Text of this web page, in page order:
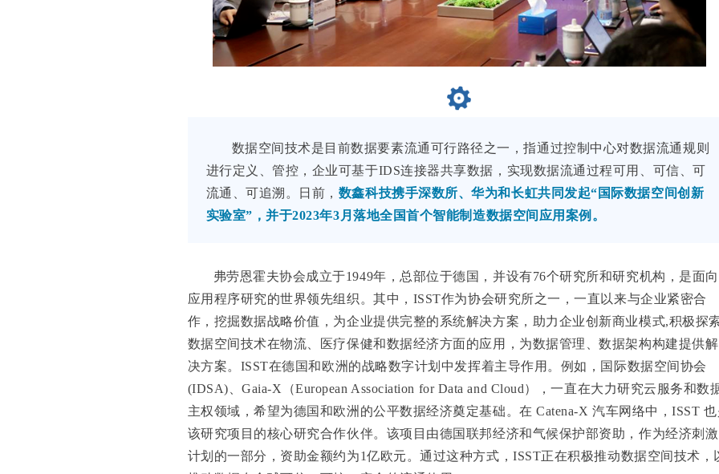
数据空间技术是目前数据要素流通可行路径之一，指通过控制中心对数据流通规则
进行定义、管控，企业可基于IDS连接器共享数据，实现数据流通过程可用、可信、可
流通、可追溯。日前， 数鑫科技携手深数所、华为和长虹共同发起“国际数据空间创新
实验室”，并于2023年3月落地全国首个智能制造数据空间应用案例。
弗劳恩霍夫协会成立于1949年，总部位于德国，并设有76个研究所和研究机构，是面向
应用程序研究的世界领先组织。其中，ISST作为协会研究所之一，一直以来与企业紧密合
作，挖掘数据战略价值，为企业提供完整的系统解决方案，助力企业创新商业模式,积极探
数据空间技术在物流、医疗保健和数据经济方面的应用，为数据管理、数据架构构建提供解
决方案。ISST在德国和欧洲的战略数字计划中发挥着主导作用。例如，国际数据空间协会
(IDSA)、Gaia-X（European Association for Data and Cloud），一直在大力研究云服务和数
主权领域，希望为德国和欧洲的公平数据经济奠定基础。在 Catena-X 汽车网络中，ISST
该研究项目的核心研究合作伙伴。该项目由德国联邦经济和气候保护部资助，作为经济刺激
计划的一部分，资助金额约为1亿欧元。通过这种方式，ISST正在积极推动数据空间技术，